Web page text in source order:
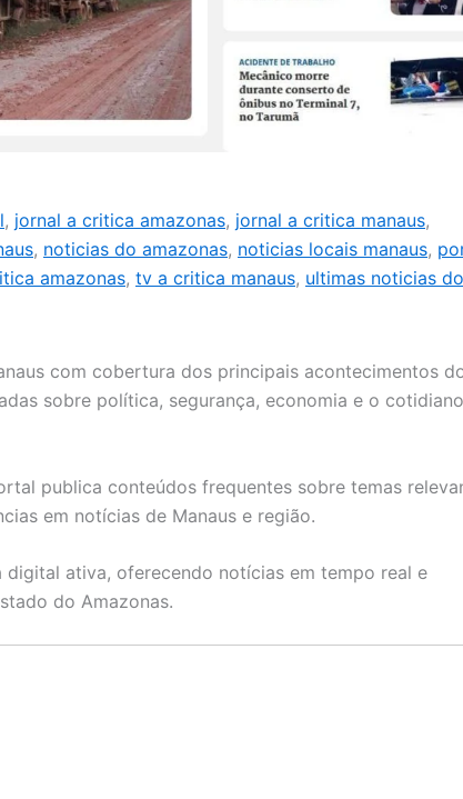
, jornal a critica amazonas, jornal a critica manaus,
, noticias do amazonas, noticias locais manaus,
amazonas, tv a critica manaus, ultimas noticias do
com cobertura dos principais acontecimentos
sobre política, segurança, economia e o
publica conteúdos frequentes sobre temas
em notícias de Manaus e região.
digital ativa, oferecendo notícias em tempo real e
do Amazonas.